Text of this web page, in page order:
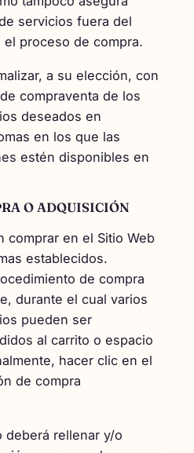
servicios fuera del
proceso de compra.
a su elección, con
compraventa de los
deseados en
en los que las
estén disponibles en
O ADQUISICIÓN
comprar en el Sitio Web
establecidos.
de compra
durante el cual varios
pueden ser
al carrito o espacio
hacer clic en el
de compra
deberá rellenar y/o